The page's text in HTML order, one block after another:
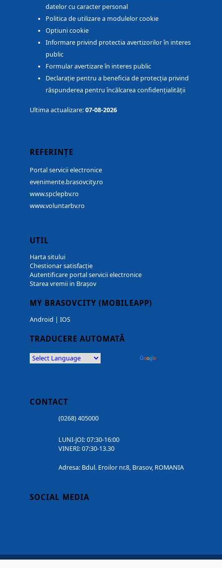
datelor cu caracter personal
Politica de utilizare a modulelor cookie
Optiuni cookie
Informare privind protectia avertizorilor în interes
public
Formular avertizare în interes public
Declarație pentru a beneficia de protecția privind
răspunderea pentru încălcarea confidențialității
Ultima actualizare:07-08-2026
REFERINȚE
Portal servicii electronice
evenimente.brasovcity.ro
www.spclepbv.ro
www.voluntarbv.ro
UTIL
Harta sitului
Chestionar satisfacție
Autentificare portal servicii electronice
Starea vremii in Brașov
MY BRASOVCITY (MOBILEAPP)
Android | IOS
TRADUCERE AUTOMATĂ
CONTACT
(0268) 405000
LUNI-JOI: 07:30-16:00
VINERI: 07:30-13.30
Adresa: Bdul. Eroilor nr.8, Brasov, ROMANIA
SOCIAL MEDIA